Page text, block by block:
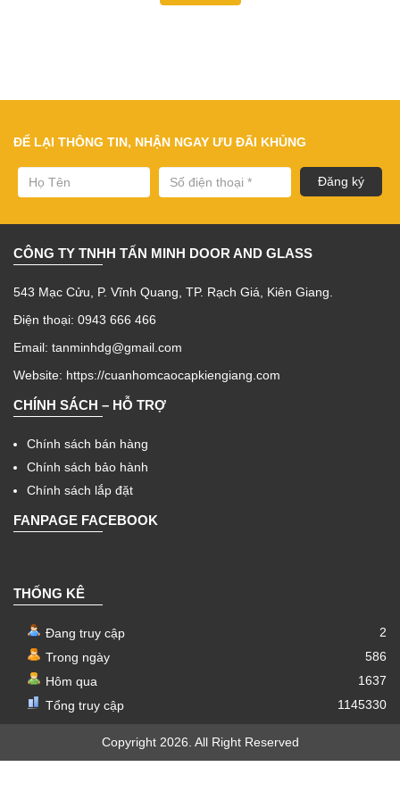
ĐỂ LẠI THÔNG TIN, NHẬN NGAY ƯU ĐÃI KHỦNG
CÔNG TY TNHH TẤN MINH DOOR AND GLASS
543 Mạc Cửu, P. Vĩnh Quang, TP. Rạch Giá, Kiên Giang.
Điện thoại: 0943 666 466
Email: tanminhdg@gmail.com
Website: https://cuanhomcaocapkiengiang.com
CHÍNH SÁCH – HỖ TRỢ
Chính sách bán hàng
Chính sách bảo hành
Chính sách lắp đặt
FANPAGE FACEBOOK
THỐNG KÊ
Đang truy cập
2
Trong ngày
586
Hôm qua
1637
Tổng truy cập
1145330
Copyright 2026. All Right Reserved